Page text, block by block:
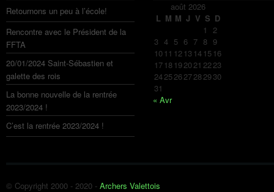
Retournons un peu à l’école!
Rencontre avec le Président de la
FFTA
20/01/2024 Saint-Sébastien et
galette des rois
La bonne nouvelle de la rentrée
2023/2024 !
C’est la rentrée 2023/2024 !
août 2026
L M M J V S D
1 2
3 4 5 6 7 8 9
10 11 12 13 14 15 16
17 18 192021 2223
24252627282930
31
« Avr
© Copyright 2000 - 2020 - Archers Valettois